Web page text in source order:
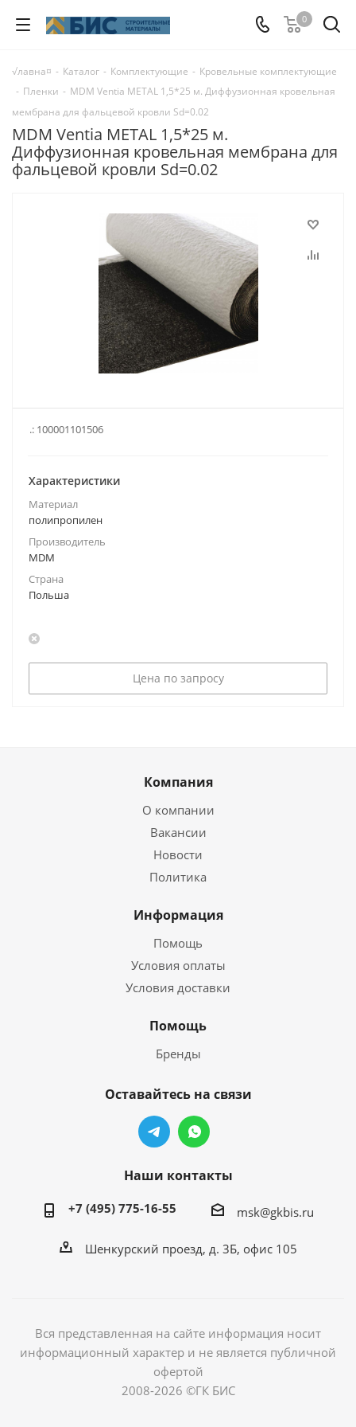
0
√лавна¤ - Каталог - Комплектующие - Кровельные комплектующие
- Пленки - MDM Ventia METAL 1,5*25 м. Диффузионная кровельная
мембрана для фальцевой кровли Sd=0.02
MDM Ventia METAL 1,5*25 м.
Диффузионная кровельная мембрана для
фальцевой кровли Sd=0.02
.: 100001101506
Характеристики
Материал
полипропилен
Производитель
MDM
Страна
Польша
Цена по запросу
Компания
О компании
Вакансии
Новости
Политика
Информация
Помощь
Условия оплаты
Условия доставки
Помощь
Бренды
Оставайтесь на связи
Наши контакты
+7 (495) 775-16-55 msk@gkbis.ru
Шенкурский проезд, д. 3Б, офис 105
Вся представленная на сайте информация носит
информационный характер и не является публичной
офертой
2008-2026 ©ГК БИС